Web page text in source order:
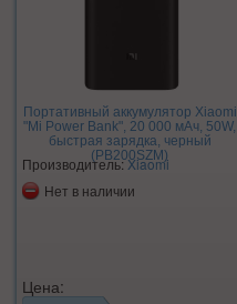
Портативный аккумулятор Xiaomi
"Mi Power Bank", 20 000 мАч, 50W,
быстрая зарядка, черный
(PB200SZM)
Производитель:Xiaomi
Нет в наличии
Цена: